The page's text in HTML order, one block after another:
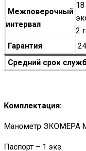
Межповерочный
интервал
2
Гарантия
Средний срок
Комплектация:
Манометр ЭКОМЕРА
Паспорт – 1 экз.